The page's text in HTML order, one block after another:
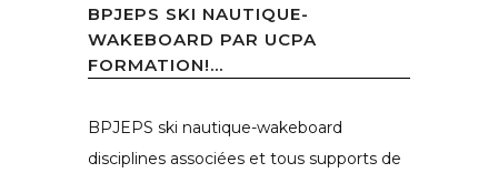
BPJEPS SKI NAUTIQUE-
WAKEBOARD PAR UCPA
FORMATION!...
BPJEPS ski nautique-wakeboard
disciplines associées et tous supports de